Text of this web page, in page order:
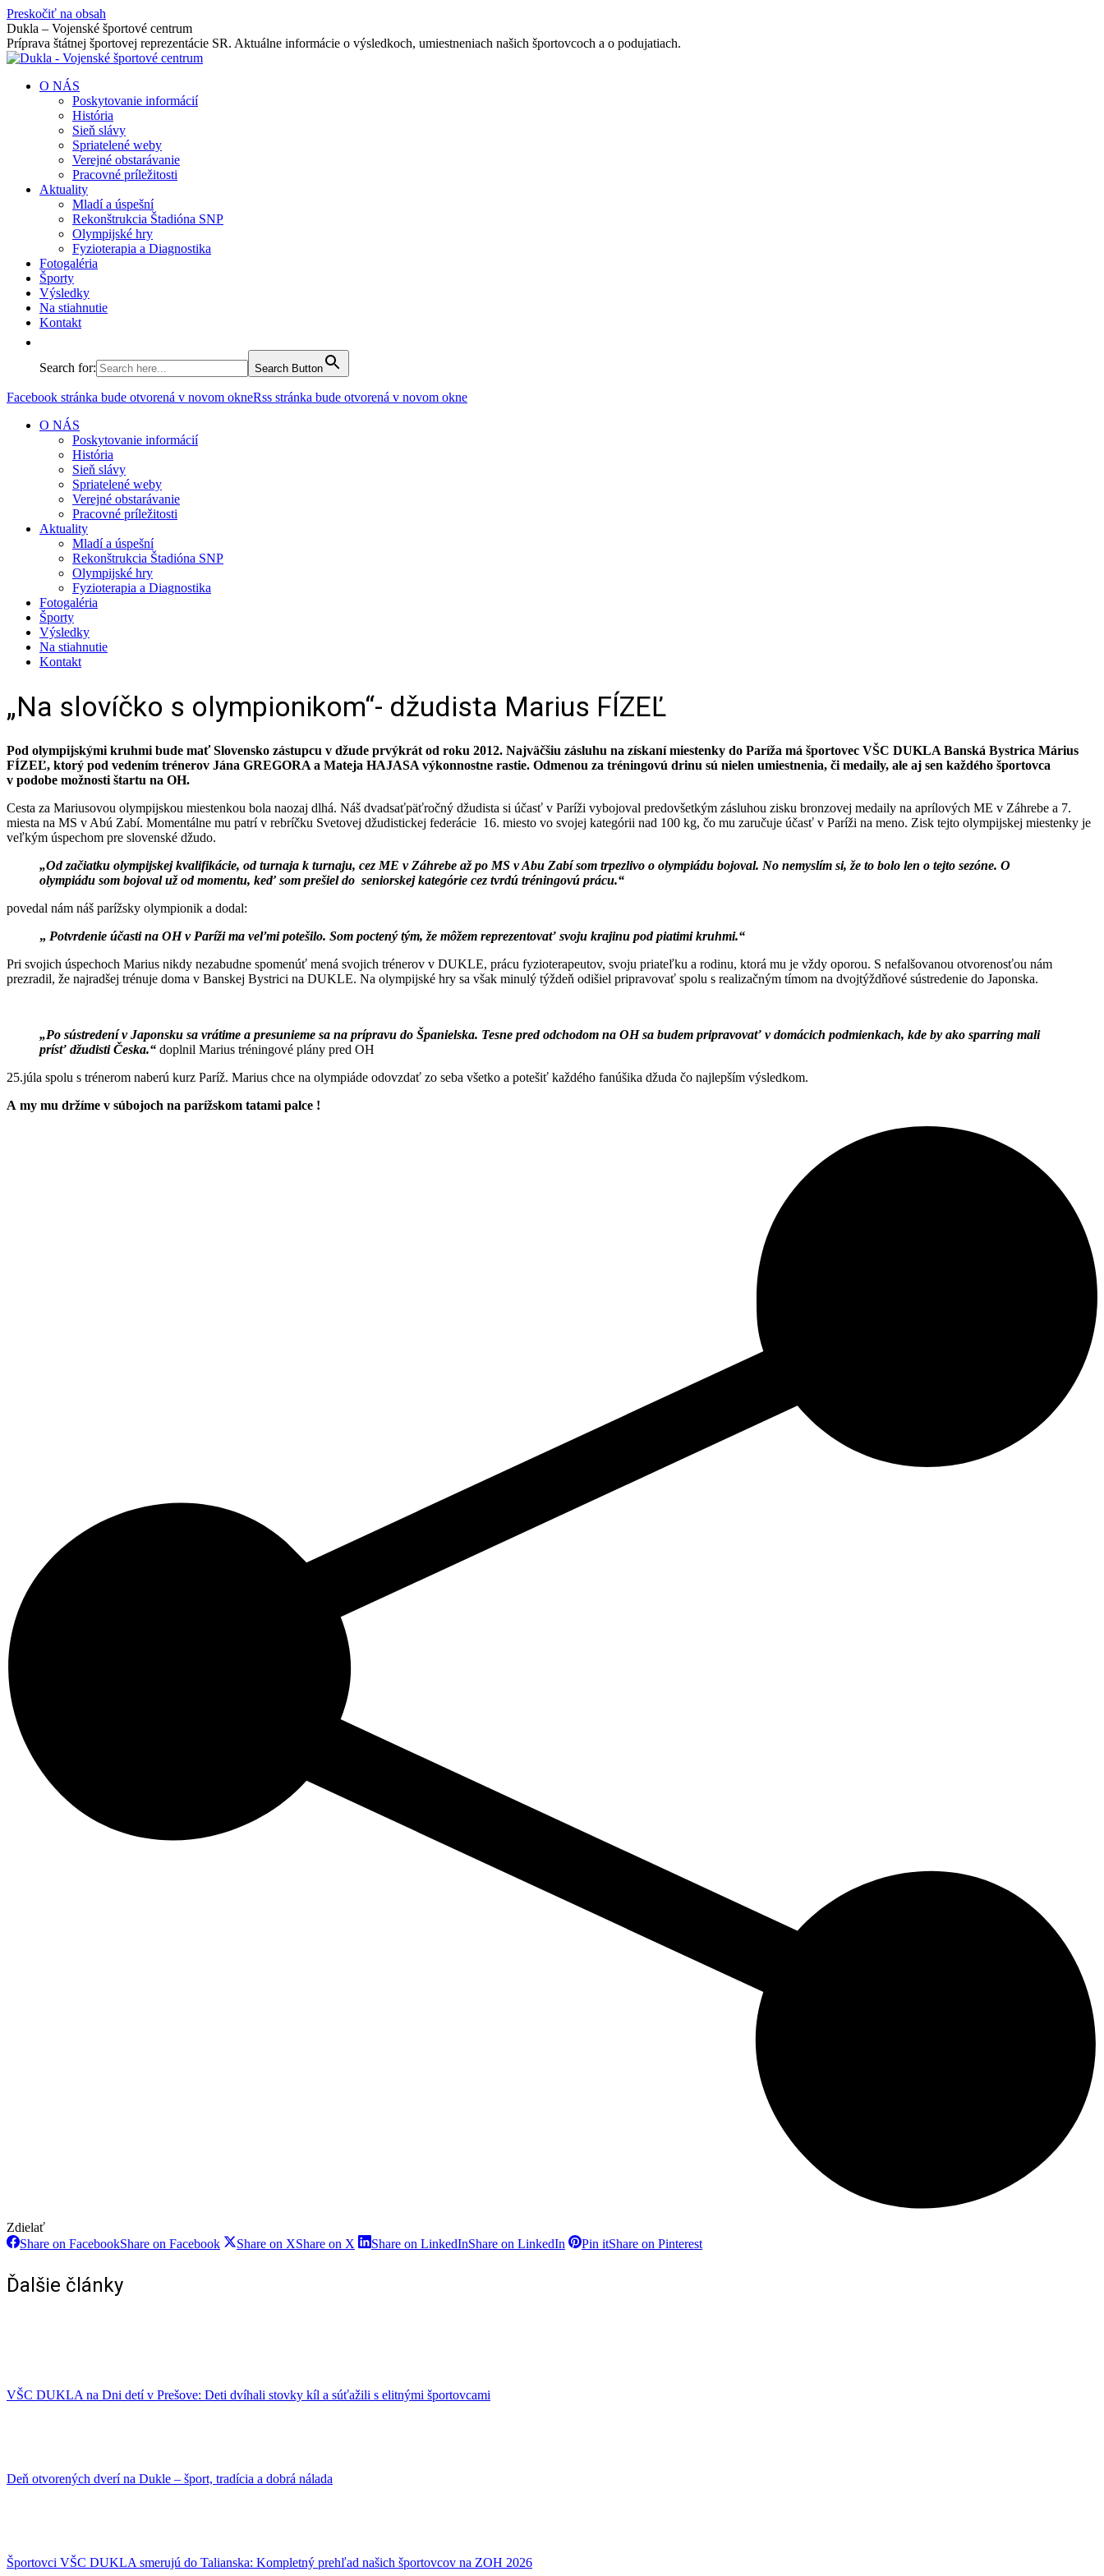
Preskočiť na obsah
Dukla – Vojenské športové centrum
Príprava štátnej športovej reprezentácie SR. Aktuálne informácie o výsledkoch, umiestneniach našich športovcoch a o podujatiach.
O NÁS
Poskytovanie informácií
História
Sieň slávy
Spriatelené weby
Verejné obstarávanie
Pracovné príležitosti
Aktuality
Mladí a úspešní
Rekonštrukcia Štadióna SNP
Olympijské hry
Fyzioterapia a Diagnostika
Fotogaléria
Športy
Výsledky
Na stiahnutie
Kontakt
Search for: Search Button
Facebook stránka bude otvorená v novom okneRss stránka bude otvorená v novom okne
O NÁS
Poskytovanie informácií
História
Sieň slávy
Spriatelené weby
Verejné obstarávanie
Pracovné príležitosti
Aktuality
Mladí a úspešní
Rekonštrukcia Štadióna SNP
Olympijské hry
Fyzioterapia a Diagnostika
Fotogaléria
Športy
Výsledky
Na stiahnutie
Kontakt
„Na slovíčko s olympionikom“- džudista Marius FÍZEĽ
Pod olympijskými kruhmi bude mať Slovensko zástupcu v džude prvýkrát od roku 2012. Najväčšiu zásluhu na získaní miestenky do Paríža má športovec VŠC DUKLA Banská Bystrica Márius
FÍZEĽ, ktorý pod vedením trénerov Jána GREGORA a Mateja HAJASA výkonnostne rastie. Odmenou za tréningovú drinu sú nielen umiestnenia, či medaily, ale aj sen každého športovca
v podobe možnosti štartu na OH.
Cesta za Mariusovou olympijskou miestenkou bola naozaj dlhá. Náš dvadsaťpäťročný džudista si účasť v Paríži vybojoval predovšetkým zásluhou zisku bronzovej medaily na aprílových ME v Záhrebe a 7.
miesta na MS v Abú Zabí. Momentálne mu patrí v rebríčku Svetovej džudistickej federácie 16. miesto vo svojej kategórii nad 100 kg, čo mu zaručuje účasť v Paríži na meno. Zisk tejto olympijskej miestenky je
veľkým úspechom pre slovenské džudo.
„Od začiatku olympijskej kvalifikácie, od turnaja k turnaju, cez ME v Záhrebe až po MS v Abu Zabí som trpezlivo o olympiádu bojoval. No nemyslím si, že to bolo len o tejto sezóne. O
olympiádu som bojoval už od momentu, keď som prešiel do seniorskej kategórie cez tvrdú tréningovú prácu.“
povedal nám náš parížsky olympionik a dodal:
„ Potvrdenie účasti na OH v Paríži ma veľmi potešilo. Som poctený tým, že môžem reprezentovať svoju krajinu pod piatimi kruhmi.“
Pri svojich úspechoch Marius nikdy nezabudne spomenúť mená svojich trénerov v DUKLE, prácu fyzioterapeutov, svoju priateľku a rodinu, ktorá mu je vždy oporou. S nefalšovanou otvorenosťou nám
prezradil, že najradšej trénuje doma v Banskej Bystrici na DUKLE. Na olympijské hry sa však minulý týždeň odišiel pripravovať spolu s realizačným tímom na dvojtýždňové sústredenie do Japonska.
„Po sústredení v Japonsku sa vrátime a presunieme sa na prípravu do Španielska. Tesne pred odchodom na OH sa budem pripravovať v domácich podmienkach, kde by ako sparring mali
prísť džudisti Česka.“ doplnil Marius tréningové plány pred OH
25.júla spolu s trénerom naberú kurz Paríž. Marius chce na olympiáde odovzdať zo seba všetko a potešiť každého fanúšika džuda čo najlepším výsledkom.
A my mu držíme v súbojoch na parížskom tatami palce !
Zdielať
Share on FacebookShare on Facebook Share on XShare on X Share on LinkedInShare on LinkedIn Pin itShare on Pinterest
Ďalšie články
VŠC DUKLA na Dni detí v Prešove: Deti dvíhali stovky kíl a súťažili s elitnými športovcami
Deň otvorených dverí na Dukle – šport, tradícia a dobrá nálada
Športovci VŠC DUKLA smerujú do Talianska: Kompletný prehľad našich športovcov na ZOH 2026